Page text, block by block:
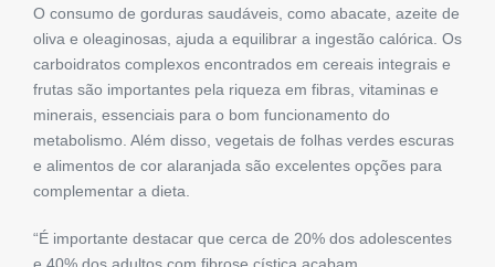
O consumo de gorduras saudáveis, como abacate, azeite de
oliva e oleaginosas, ajuda a equilibrar a ingestão calórica. Os
carboidratos complexos encontrados em cereais integrais e
frutas são importantes pela riqueza em fibras, vitaminas e
minerais, essenciais para o bom funcionamento do
metabolismo. Além disso, vegetais de folhas verdes escuras
e alimentos de cor alaranjada são excelentes opções para
complementar a dieta.
“É importante destacar que cerca de 20% dos adolescentes